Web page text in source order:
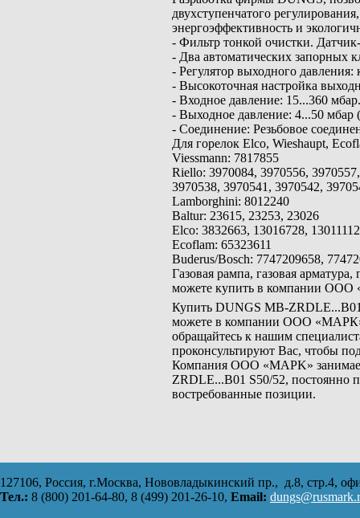
двухступенчатого
энергоэффективность и
- Фильтр тонкой очистки.
- Два автоматических запорных
- Регулятор выходного давления:
- Высокоточная настройка
- Входное давление: 15...360 мбар.
- Выходное давление: 4...50 мбар
- Соединение: Резьбовое
Для горелок Elco, Wieshaupt,
Viessmann: 7817855
Riello: 3970084, 3970556,
3970538, 3970541, 3970542,
Lamborghini: 8012240
Baltur: 23615, 23253, 23026
Elco: 3832663, 13016728,
Ecoflam: 65323611
Buderus/Bosch: 7747209658,
Газовая рампа, газовая
можете купить в компании
Купить DUNGS MB-
можете в компании ООО «МАPК»
обращайтесь к нашим
проконсультируют Вас, чтобы
Компания ООО «MАРK»
ZRDLE...B01 S50/52, постоянно
востребованные позиции.
127106, Россия, г.Москва, Нововладыкинский пр., д.8, стр.4,
Тел.: 8 (800) 201-64-80, 8 (499) 201-26-10, Еmail: